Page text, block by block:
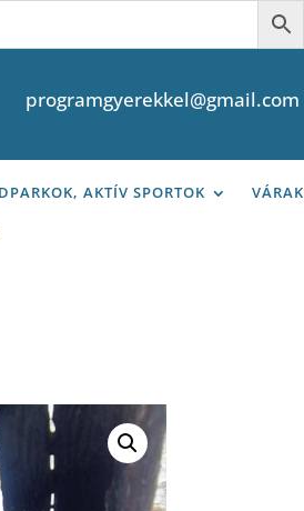
programgyerekkel@gmail.com
AKTÍV SPORTOK
VÁRAK